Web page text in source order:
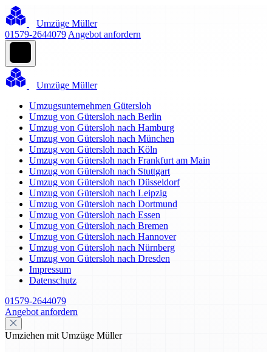
Umzüge Müller
01579-2644079 Angebot anfordern
Umzüge Müller
Umzugsunternehmen Gütersloh
Umzug von Gütersloh nach Berlin
Umzug von Gütersloh nach Hamburg
Umzug von Gütersloh nach München
Umzug von Gütersloh nach Köln
Umzug von Gütersloh nach Frankfurt am Main
Umzug von Gütersloh nach Stuttgart
Umzug von Gütersloh nach Düsseldorf
Umzug von Gütersloh nach Leipzig
Umzug von Gütersloh nach Dortmund
Umzug von Gütersloh nach Essen
Umzug von Gütersloh nach Bremen
Umzug von Gütersloh nach Hannover
Umzug von Gütersloh nach Nürnberg
Umzug von Gütersloh nach Dresden
Impressum
Datenschutz
01579-2644079
Angebot anfordern
Umziehen mit Umzüge Müller